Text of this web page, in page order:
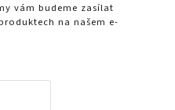
vám budeme zasílat
na našem e-